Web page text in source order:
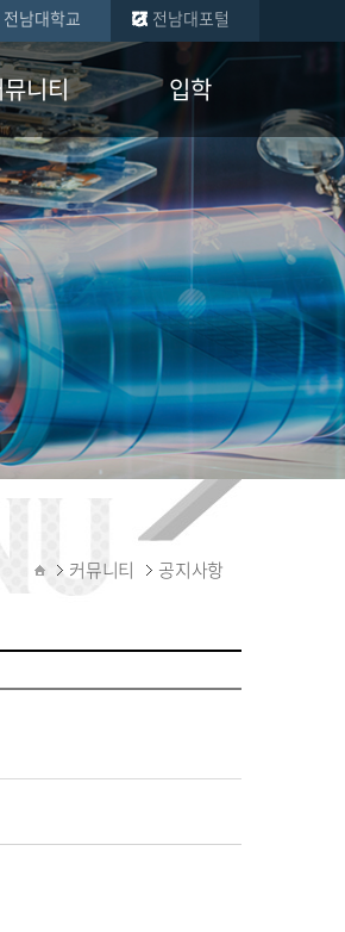
전남대학교 전남대포털
니티
항
스
시판
입학
학부
일반대학원
산업대학원
커뮤니티 공지사항